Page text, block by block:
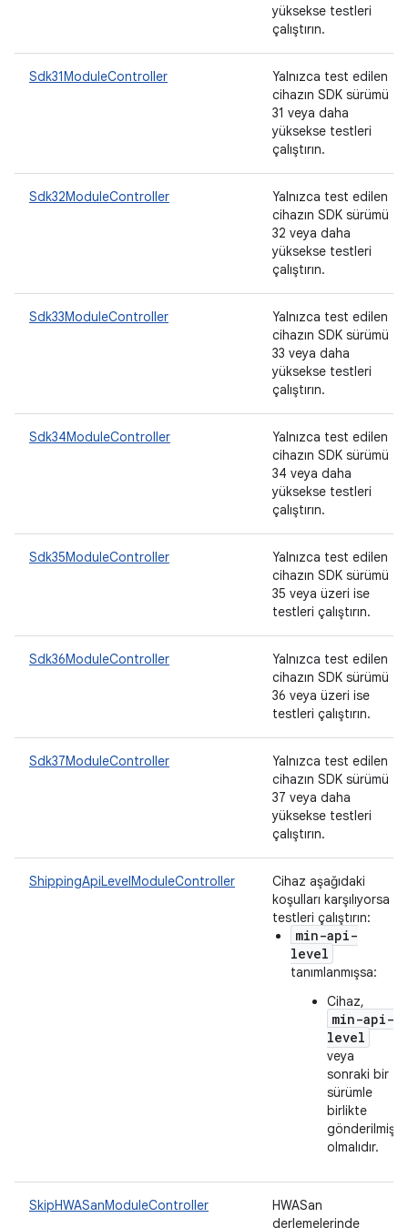
yüksekse testleri
çalıştırın.
Sdk31ModuleController
Yalnızca test edilen
cihazın SDK sürümü
31 veya daha
yüksekse testleri
çalıştırın.
Sdk32ModuleController
Yalnızca test edilen
cihazın SDK sürümü
32 veya daha
yüksekse testleri
çalıştırın.
Sdk33ModuleController
Yalnızca test edilen
cihazın SDK sürümü
33 veya daha
yüksekse testleri
çalıştırın.
Sdk34ModuleController
Yalnızca test edilen
cihazın SDK sürümü
34 veya daha
yüksekse testleri
çalıştırın.
Sdk35ModuleController
Yalnızca test edilen
cihazın SDK sürümü
35 veya üzeri ise
testleri çalıştırın.
Sdk36ModuleController
Yalnızca test edilen
cihazın SDK sürümü
36 veya üzeri ise
testleri çalıştırın.
Sdk37ModuleController
Yalnızca test edilen
cihazın SDK sürümü
37 veya daha
yüksekse testleri
çalıştırın.
ShippingApiLevelModuleController
Cihaz aşağıdaki
koşulları karşılıyorsa
testleri çalıştırın:
min-api-
level
tanımlanmışsa:
Cihaz,
min-api-
level
veya
sonraki bir
sürümle
birlikte
gönderilmiş
olmalıdır.
SkipHWASanModuleController
HWASan
derlemelerinde